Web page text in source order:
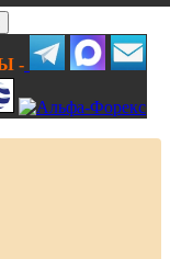
-